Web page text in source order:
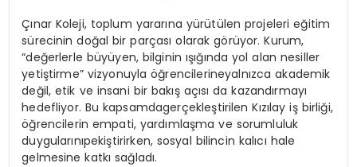
Çınar Koleji, toplum yararına yürütülen projeleri eğitim
sürecinin doğal bir parçası olarak görüyor.Kurum,
“değerlerle büyüyen, bilginin ışığında yol alan nesiller
yetiştirme” vizyonuyla öğrencilerineyalnızca akademik
değil,etik ve insani bir bakış açısı dakazandırmayı
hedefliyor. Bu kapsamdagerçekleştirilen Kızılay iş birliği,
öğrencilerin empati, yardımlaşma ve sorumluluk
duygularınıpekiştirirken, sosyal bilincin kalıcı hale
gelmesine katkı sağladı.